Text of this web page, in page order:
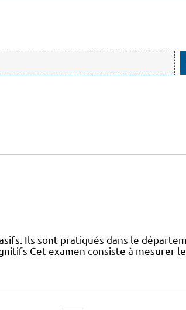
Ils sont pratiqués dans le
Cet examen consiste à mesurer